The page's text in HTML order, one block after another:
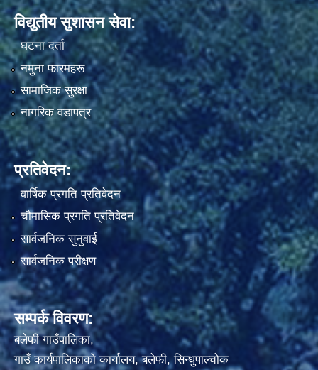
विद्युतीय सुशासन सेवा:
घटना दर्ता
नमुना फारमहरू
सामाजिक सुरक्षा
नागरिक वडापत्र
प्रतिवेदन:
वार्षिक प्रगति प्रतिवेदन
चौमासिक प्रगति प्रतिवेदन
सार्वजनिक सुनुवाई
सार्वजनिक परीक्षण
सम्पर्क विवरण:
बलेफी गाउँपालिका,
गाउँ कार्यपालिकाको कार्यालय, बलेफी, सिन्धुपाल्चोक